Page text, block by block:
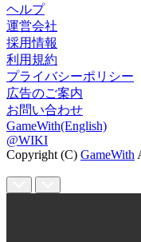
ヘルプ
運営会社
採用情報
利用規約
プライバシーポリシー
広告のご案内
お問い合わせ
GameWith(English)
@WIKI
Copyright (C) GameWith